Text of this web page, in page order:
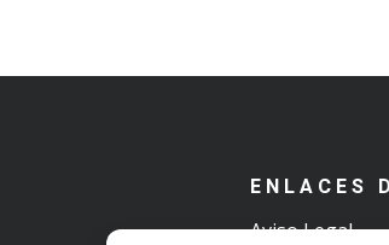
ENLACES
Aviso Legal